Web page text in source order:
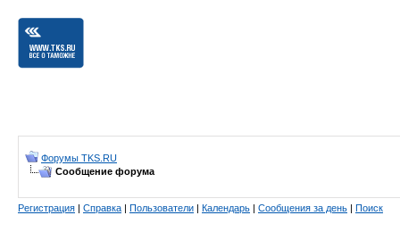
Форумы TKS.RU
Сообщение форума
Регистрация | Справка | Пользователи | Календарь | Сообщения за день | Поиск